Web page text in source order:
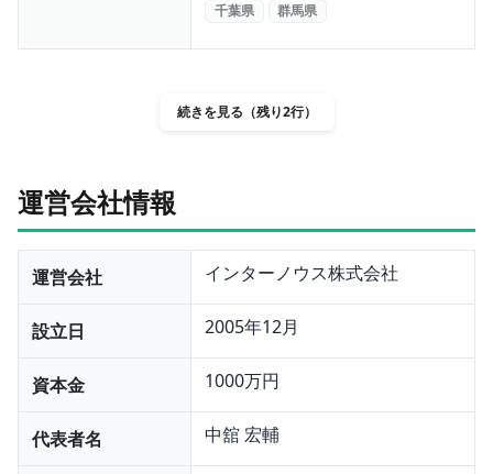
千葉県
群馬県
続きを見る（残り2行）
運営会社情報
運営会社 インターノウス株式会社
設立日 2005年12月
資本金 1000万円
代表者名 中舘 宏輔